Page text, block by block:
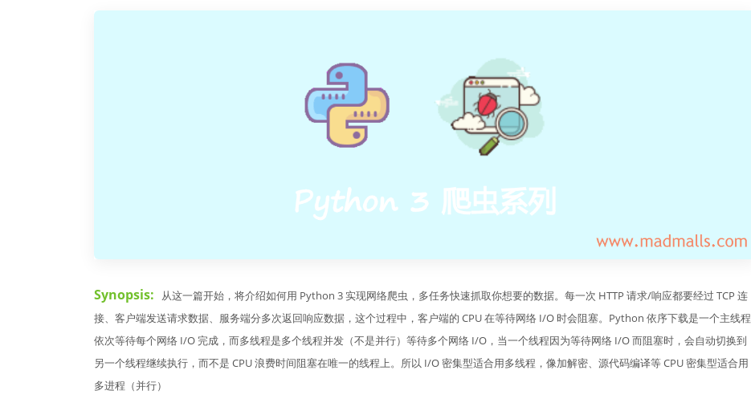
Synopsis:
从这一篇开始，将介绍如何用 Python 3 实现网络爬虫，多任务快速抓取你想要的数据。每一次 HTTP 请求/响应都要经过 TCP 连
接、客户端发送请求数据、服务端分多次返回响应数据，这个过程中，客户端的 CPU 在等待网络 I/O 时会阻塞。Python 依序下载是一个主线程
依次等待每个网络 I/O 完成，而多线程是多个线程并发（不是并行）等待多个网络 I/O，当一个线程因为等待网络 I/O 而阻塞时，会自动切换到
另一个线程继续执行，而不是 CPU 浪费时间阻塞在唯一的线程上。所以 I/O 密集型适合用多线程，像加解密、源代码编译等 CPU 密集型适合用
多进程（并行）